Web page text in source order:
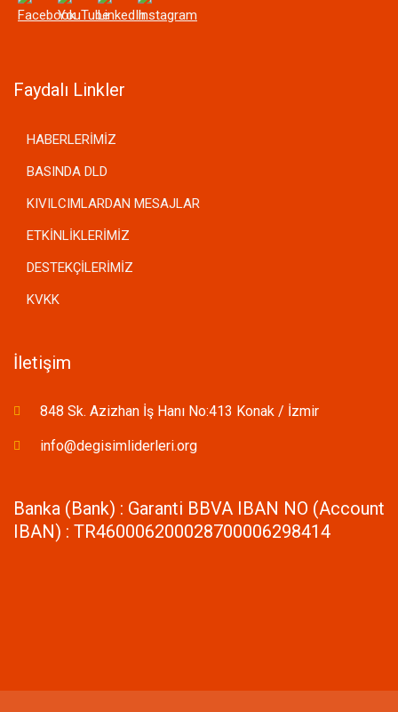
Faydalı Linkler
HABERLERİMİZ
BASINDA DLD
KIVILCIMLARDAN MESAJLAR
ETKİNLİKLERİMİZ
DESTEKÇİLERİMİZ
KVKK
İletişim
848 Sk. Azizhan İş Hanı No:413 Konak / İzmir
info@degisimliderleri.org
Banka (Bank) : Garanti BBVA IBAN NO (Account
IBAN) : TR460006200028700006298414